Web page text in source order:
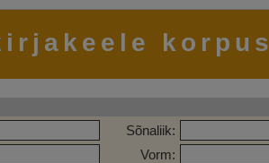
korpus
Sõnaliik:
Vorm: